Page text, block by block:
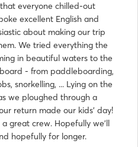
everyone chilled-out
excellent English and
about making our trip
We tried everything the
in beautiful waters to the
- from paddleboarding,
snorkelling, ... Lying on the
we ploughed through a
return made our kids' day!
great crew. Hopefully we'll
hopefully for longer.